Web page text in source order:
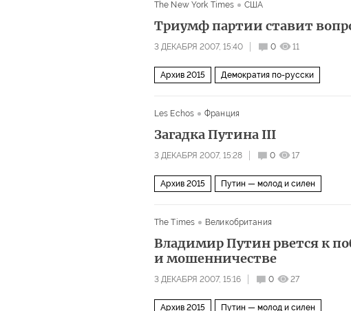
The New York Times США
Триумф партии ставит
3 ДЕКАБРЯ 2007, 15:40 0 11
Архив 2015 Демократия по-русски
Les Echos Франция
Загадка Путина III
3 ДЕКАБРЯ 2007, 15:28 0 17
Архив 2015 Путин — молод и силен
The Times Великобритания
Владимир Путин рвется к
и мошенничестве
3 ДЕКАБРЯ 2007, 15:16 0 27
Архив 2015 Путин — молод и силен